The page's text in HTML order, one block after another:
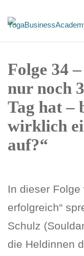
content
Folge 34
nur noch
Tag hat –
wirklich
auf?“
In dieser Folge
erfolgreich“
Schulz
die Heldinnen